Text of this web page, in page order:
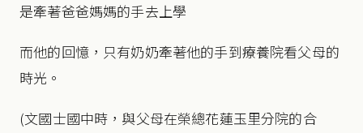
是牽著爸爸媽媽的手去上學
而他的回憶，只有奶奶牽著他的手到療養院看父母的
時光。
(文國士國中時，與父母在榮總花蓮玉里分院的合